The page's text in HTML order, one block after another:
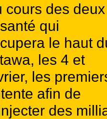
cours des
qui
le haut
les 4 et
les
afin de
des